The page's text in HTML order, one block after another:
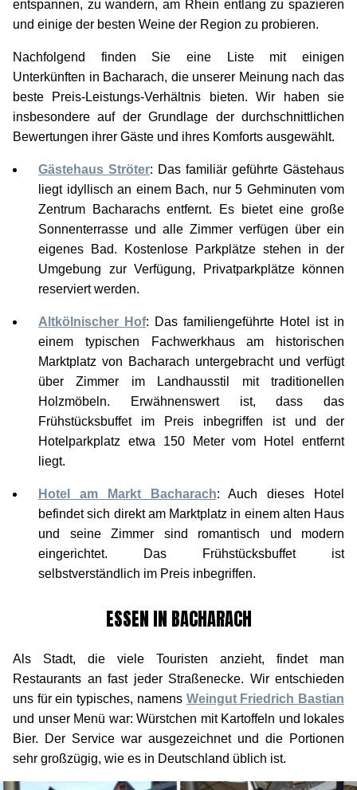
entspannen, zu wandern, am Rhein entlang zu spazieren
und einige der besten Weine der Region zu probieren.
Nachfolgend finden Sie eine Liste mit einigen
Unterkünften in Bacharach, die unserer Meinung nach das
beste Preis-Leistungs-Verhältnis bieten. Wir haben sie
insbesondere auf der Grundlage der durchschnittlichen
Bewertungen ihrer Gäste und ihres Komforts ausgewählt.
Gästehaus Ströter: Das familiär geführte Gästehaus
liegt idyllisch an einem Bach, nur 5 Gehminuten vom
Zentrum Bacharachs entfernt. Es bietet eine große
Sonnenterrasse und alle Zimmer verfügen über ein
eigenes Bad. Kostenlose Parkplätze stehen in der
Umgebung zur Verfügung, Privatparkplätze können
reserviert werden.
Altkölnischer Hof: Das familiengeführte Hotel ist in
einem typischen Fachwerkhaus am historischen
Marktplatz von Bacharach untergebracht und verfügt
über Zimmer im Landhausstil mit traditionellen
Holzmöbeln. Erwähnenswert ist, dass das
Frühstücksbuffet im Preis inbegriffen ist und der
Hotelparkplatz etwa 150 Meter vom Hotel entfernt
liegt.
Hotel am Markt Bacharach: Auch dieses Hotel
befindet sich direkt am Marktplatz in einem alten Haus
und seine Zimmer sind romantisch und modern
eingerichtet. Das Frühstücksbuffet ist
selbstverständlich im Preis inbegriffen.
ESSEN IN BACHARACH
Als Stadt, die viele Touristen anzieht, findet man
Restaurants an fast jeder Straßenecke. Wir entschieden
uns für ein typisches, namens Weingut Friedrich Bastian
und unser Menü war: Würstchen mit Kartoffeln und lokales
Bier. Der Service war ausgezeichnet und die Portionen
sehr großzügig, wie es in Deutschland üblich ist.